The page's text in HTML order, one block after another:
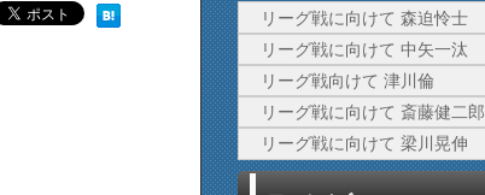
リーグ戦に向けて 森迫怜士
リーグ戦に向けて 中矢一汰
リーグ戦向けて 津川倫
リーグ戦に向けて 斎藤健二郎
リーグ戦に向けて 梁川晃伸